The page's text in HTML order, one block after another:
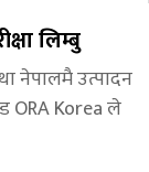
लिम्बु
नेपालमै उत्पादन
ORA Korea ले